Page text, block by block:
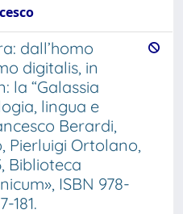
dall’homo
digitalis, in
la “Galassia
lingua e
Berardi,
Pierluigi Ortolano,
Biblioteca
ISBN 978-
181.